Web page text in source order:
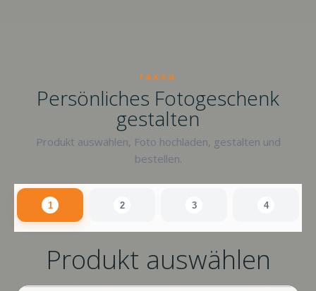
raxxa
Persönliches Fotogeschenk
gestalten
Produkt auswählen, Foto hochladen, gestalten und
bestellen.
1 2 3 4
Produkt auswählen